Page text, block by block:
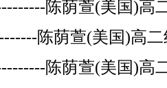
陈荫萱(美国)高
陈荫萱(美国)高
陈荫萱(美国)高